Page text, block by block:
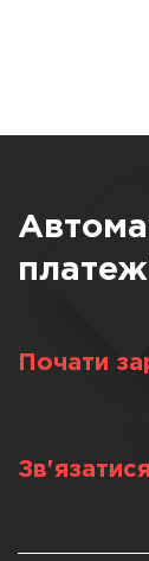
Почати